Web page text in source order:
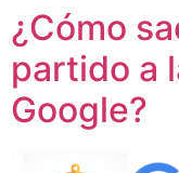
¿Cómo
partido a
Google?